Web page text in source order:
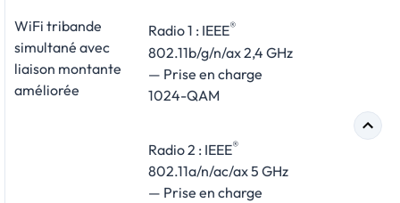
WiFi tribande
simultané avec
liaison montante
améliorée
Radio 1 : IEEE®
802.11b/g/n/ax 2,4 GHz
— Prise en charge
1024-QAM
Radio 2 : IEEE®
802.11a/n/ac/ax 5 GHz
— Prise en charge